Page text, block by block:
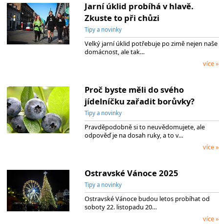
Jarní úklid probíhá v hlavě.
Zkuste to při chůzi
Tipy a novinky
Velký jarní úklid potřebuje po zimě nejen naše
domácnost, ale tak…
více »
Proč byste měli do svého
jídelníčku zařadit borůvky?
Tipy a novinky
Pravděpodobně si to neuvědomujete, ale
odpověď je na dosah ruky, a to v…
více »
Ostravské Vánoce 2025
Tipy a novinky
Ostravské Vánoce budou letos probíhat od
soboty 22. listopadu 20…
více »